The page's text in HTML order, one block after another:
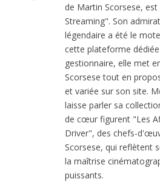
de Martin Scorsese,
Streaming". Son
légendaire a été le
cette plateforme
gestionnaire, elle met
Scorsese tout en
et variée sur son site.
laisse parler sa
de cœur figurent "Les
Driver", des chefs-
Scorsese, qui reflètent
la maîtrise
puissants.